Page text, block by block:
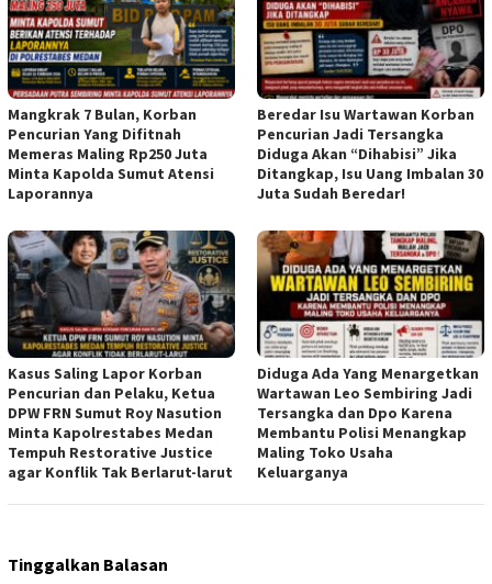
Mangkrak 7 Bulan, Korban
Pencurian Yang Difitnah
Memeras Maling Rp250 Juta
Minta Kapolda Sumut Atensi
Laporannya
Beredar Isu Wartawan Korban
Pencurian Jadi Tersangka
Diduga Akan “Dihabisi” Jika
Ditangkap, Isu Uang Imbalan 30
Juta Sudah Beredar!
Kasus Saling Lapor Korban
Pencurian dan Pelaku, Ketua
DPW FRN Sumut Roy Nasution
Minta Kapolrestabes Medan
Tempuh Restorative Justice
agar Konflik Tak Berlarut-larut
Diduga Ada Yang Menargetkan
Wartawan Leo Sembiring Jadi
Tersangka dan Dpo Karena
Membantu Polisi Menangkap
Maling Toko Usaha
Keluarganya
Tinggalkan Balasan